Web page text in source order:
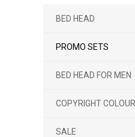
BED HEAD
PROMO SETS
BED HEAD FOR MEN
COPYRIGHT COLOUR
SALE